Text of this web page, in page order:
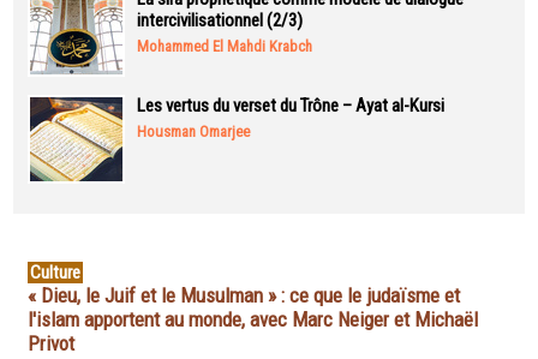
intercivilisationnel (2/3)
Mohammed El Mahdi Krabch
Les vertus du verset du Trône – Ayat al-Kursi
Housman Omarjee
Culture
« Dieu, le Juif et le Musulman » : ce que le judaïsme et
l'islam apportent au monde, avec Marc Neiger et Michaël
Privot